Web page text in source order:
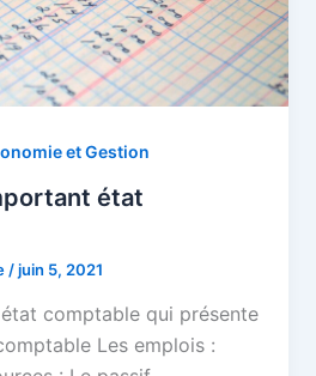
et Gestion
état
/juin 5, 2021
comptable qui présente
Les emplois :